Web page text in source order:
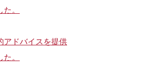
。
アドバイスを提供
。